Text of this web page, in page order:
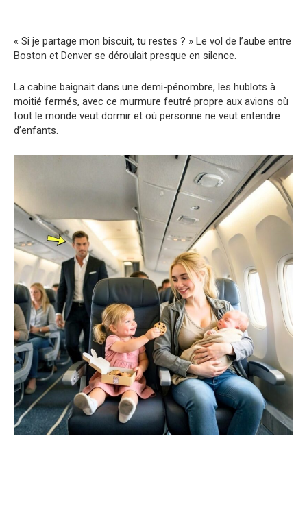
« Si je partage mon biscuit, tu restes ? » Le vol de l’aube entre
Boston et Denver se déroulait presque en silence.
La cabine baignait dans une demi-pénombre, les hublots à
moitié fermés, avec ce murmure feutré propre aux avions où
tout le monde veut dormir et où personne ne veut entendre
d’enfants.